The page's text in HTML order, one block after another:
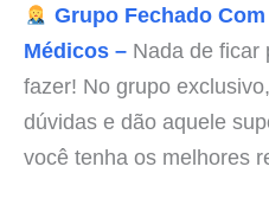
Grupo Fechado
Médicos – Nada de ficar
fazer! No grupo
dúvidas e dão aquele
você tenha os melhores